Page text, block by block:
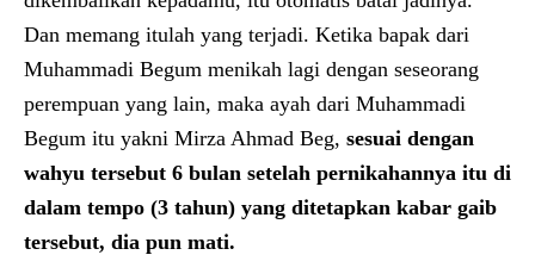
Dan memang itulah yang terjadi. Ketika bapak dari
Muhammadi Begum menikah lagi dengan seseorang
perempuan yang lain, maka ayah dari Muhammadi
Begum itu yakni Mirza Ahmad Beg, sesuai dengan
wahyu tersebut 6 bulan setelah pernikahannya itu di
dalam tempo (3 tahun) yang ditetapkan kabar gaib
tersebut, dia pun mati.